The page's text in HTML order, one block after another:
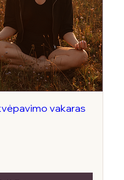
vakaras